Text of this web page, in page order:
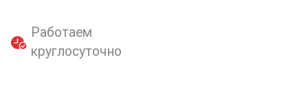
Работаем
круглосуточно